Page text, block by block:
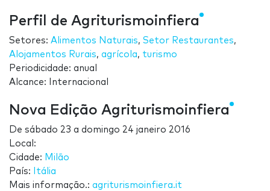
Perfil de Agriturismoinfiera
Setores: Alimentos Naturais, Setor Restaurantes,
Alojamentos Rurais, agrícola, turismo
Periodicidade: anual
Alcance: Internacional
Nova Edição Agriturismoinfiera
De sábado 23 a domingo 24 janeiro 2016
Local:
Cidade: Milão
País:
Itália
Mais informação.: agriturismoinfiera.it